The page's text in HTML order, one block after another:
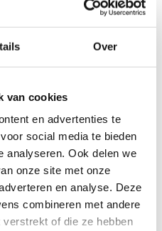
Over
van cookies
en advertenties te
social media te bieden
analyseren. Ook delen we
onze site met onze
en analyse. Deze
combineren met andere
of die ze hebben
in een radiator?
elke radiator?